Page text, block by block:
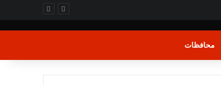
محافظات